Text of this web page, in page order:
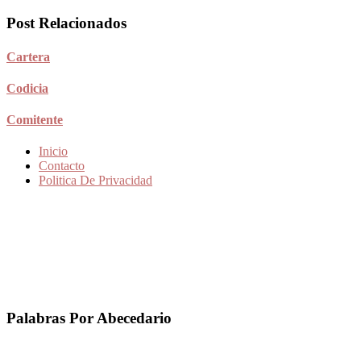
Post Relacionados
Cartera
Codicia
Comitente
Inicio
Contacto
Politica De Privacidad
Palabras Por Abecedario